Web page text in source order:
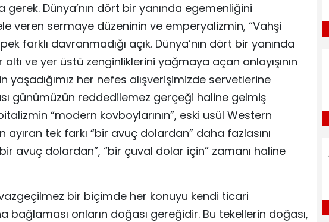
gerek. Dünya’nın dört bir yanında egemenliğini
veren sermaye düzeninin ve emperyalizmin, “Vahşi
farklı davranmadığı açık. Dünya’nın dört bir yanında
ve yer üstü zenginliklerini yağmaya açan anlayışının
her nefes alışverişimizde servetlerine
günümüzün reddedilemez gerçeği haline gelmiş
“modern kovboylarının”, eski usül Western
tek farkı “bir avuç dolardan” daha fazlasını
avuç dolardan”, “bir çuval dolar için” zamanı haline
vazgeçilmez bir biçimde her konuyu kendi ticari
bağlaması onların doğası gereğidir. Bu tekellerin doğası,